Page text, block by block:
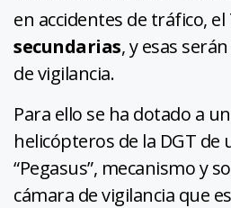
en accidentes de tráfico, el
secundarias, y esas
de vigilancia.
Para ello se ha dotado a
helicópteros de la DGT de
“Pegasus”, mecanismo y
cámara de vigilancia que